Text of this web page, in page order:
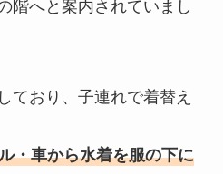
階へと案内されていまし
ており、子連れで着替え
・車から水着を服の下に